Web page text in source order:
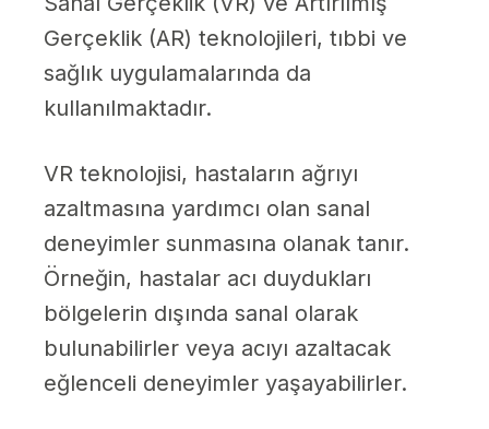
Gerçeklik (AR) teknolojileri, tıbbi ve
sağlık uygulamalarında da
kullanılmaktadır.
VR teknolojisi, hastaların ağrıyı
azaltmasına yardımcı olan sanal
deneyimler sunmasına olanak tanır.
Örneğin, hastalar acı duydukları
bölgelerin dışında sanal olarak
bulunabilirler veya acıyı azaltacak
eğlenceli deneyimler yaşayabilirler.